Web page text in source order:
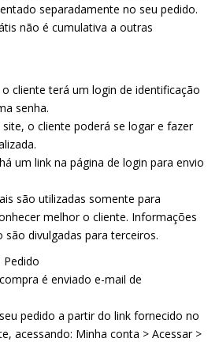
separadamente no seu pedido.
não é cumulativa a outras
cliente terá um login de identificação
senha.
o cliente poderá se logar e fazer
um link na página de login para envio
são utilizadas somente para
melhor o cliente. Informações
são divulgadas para terceiros.
é enviado e-mail de
pedido a partir do link fornecido no
acessando: Minha conta > Acessar >